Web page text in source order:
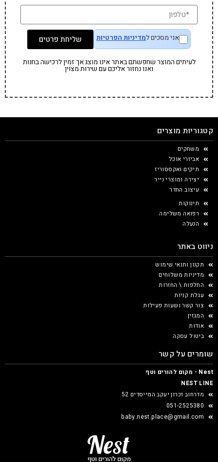
אני מסכים למדיניות הפרטיות שליחת פרטים
לעיתים המוצר שחפשתם באתר אינו מוצג אך זמין לרכישה בחנות
ואנו נחזור אליכם עם שירות מצוין
קטגוריות מוצרים
משחקים
אביזרי אוכל
תיקים ואקססוריז
יצירה ומוצרי נייר
עיצוב החדר
תינוקות
רפואה משלימה
הנעלה
ניווט באתר
תקנון ותנאי שימוש
מדיניות משלוחים
החלפות \ החזרות
עגלת קניות
צור קשר ושעות פעילות
המגזין
אודות
ביטול עסקה
שומרים על קשר
Nest - מקום להורים וטף
NEST LINE
מדרחוב זכרון יעקב המייסדים 52
051-2525380
baby.nest.place@gmail.com